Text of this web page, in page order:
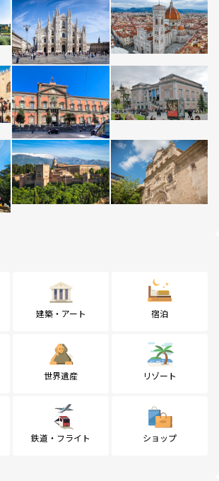
建築・アート 宿泊
世界遺産 リゾート
鉄道・フライト ショップ